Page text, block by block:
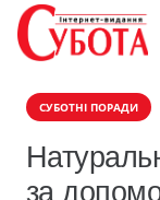
СУБОТНІ ПОРАДИ
за